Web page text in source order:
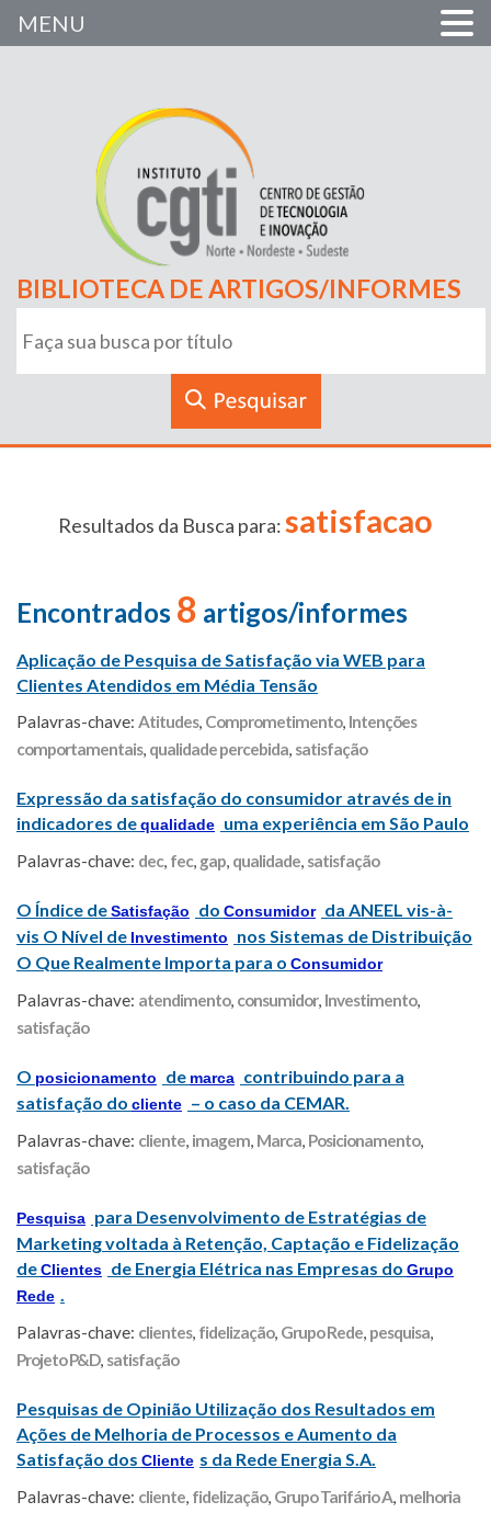
BIBLIOTECA DE ARTIGOS/INFORMES
Resultados da Busca para:satisfacao
Encontrados 8 artigos/informes
Aplicação de Pesquisa de Satisfação via WEB para
Clientes Atendidos em Média Tensão
Palavras-chave: Atitudes, Comprometimento, Intenções
comportamentais, qualidade percebida, satisfação
Expressão da satisfação do consumidor através de in
indicadores dequalidade uma experiência em São Paulo
Palavras-chave: dec, fec, gap, qualidade, satisfação
O Índice deSatisfação do Consumidor da ANEEL vis-à-
vis O Nível de Investimento
nos Sistemas de Distribuição
O Que Realmente Importa para o Consumidor
Palavras-chave: atendimento, consumidor, Investimento,
satisfação
O posicionamento de marca contribuindo para a
satisfação do cliente – o caso da CEMAR.
Palavras-chave: cliente, imagem, Marca, Posicionamento,
satisfação
Pesquisa para Desenvolvimento de Estratégias de
Marketing voltada à Retenção, Captação e Fidelização
deClientes de Energia Elétrica nas Empresas do Grupo
Rede .
Palavras-chave: clientes, fidelização, Grupo Rede, pesquisa,
Projeto P&D, satisfação
Pesquisas de Opinião Utilização dos Resultados em
Ações de Melhoria de Processos e Aumento da
Satisfação dos Cliente s da Rede Energia S.A.
Palavras-chave: cliente, fidelização, Grupo Tarifário A, melhoria
MENU